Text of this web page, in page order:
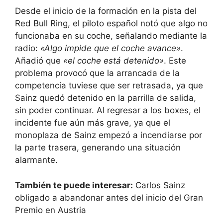
Desde el inicio de la formación en la pista del
Red Bull Ring, el piloto español notó que algo no
funcionaba en su coche, señalando mediante la
radio: «Algo impide que el coche avance».
Añadió que «el coche está detenido». Este
problema provocó que la arrancada de la
competencia tuviese que ser retrasada, ya que
Sainz quedó detenido en la parrilla de salida,
sin poder continuar. Al regresar a los boxes, el
incidente fue aún más grave, ya que el
monoplaza de Sainz empezó a incendiarse por
la parte trasera, generando una situación
alarmante.
También te puede interesar: Carlos Sainz
obligado a abandonar antes del inicio del Gran
Premio en Austria